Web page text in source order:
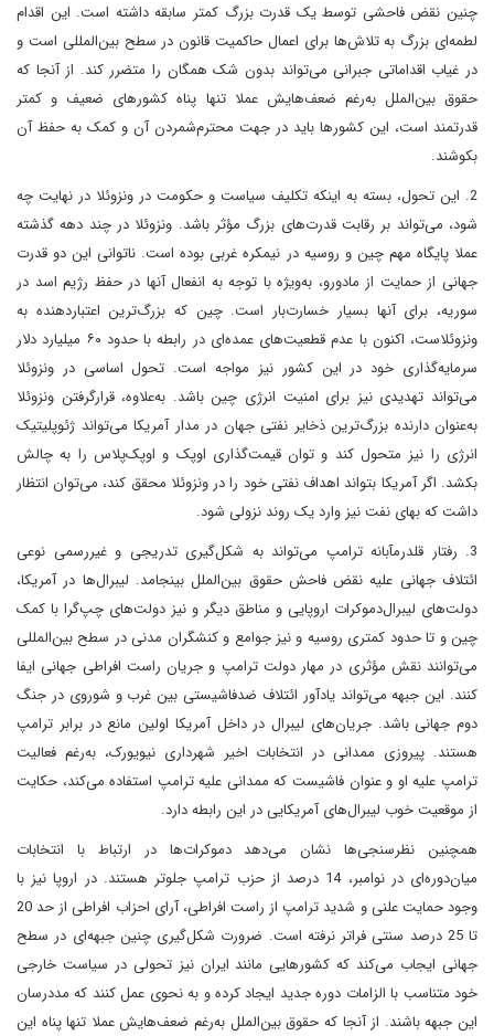
چنین نقض فاحشی توسط یک قدرت بزرگ کمتر سابقه داشته‌ است. این اقدام
لطمه‌ای بزرگ به تلاش‌ها برای اعمال حاکمیت قانون در سطح بین‌المللی است و
در غیاب اقداماتی جبرانی می‌تواند بدون شک همگان را متضرر کند. از آنجا که
حقوق بین‌الملل به‌رغم ضعف‌هایش عملا تنها پناه کشورهای ضعیف و کمتر
قدرتمند است، این کشورها باید در جهت محترم‌شمردن آن و کمک به حفظ آن
بکوشند.
2. این تحول، بسته به اینکه تکلیف سیاست و حکومت در ونزوئلا در نهایت‌ چه
شود، می‌تواند بر رقابت قدرت‌های بزرگ مؤثر ‌باشد. ونزوئلا در چند دهه گذشته
عملا پایگاه مهم چین و روسیه در نیمکره غربی بوده‌ است. ناتوانی این دو قدرت
جهانی از حمایت از مادورو، به‌ویژه با توجه به انفعال آنها در حفظ رژیم اسد در
سوریه، برای آنها بسیار خسارت‌بار است. چین که بزرگ‌ترین اعتباردهنده به
ونزوئلا‌ست، اکنون با عدم قطعیت‌های عمده‌ای در رابطه با حدود ۶۰ میلیارد دلار
سرمایه‌گذاری خود در این کشور نیز مواجه است. تحول اساسی در ونزوئلا
می‌تواند تهدیدی نیز برای امنیت انرژی چین باشد. به‌علاوه، قرار‌گرفتن ونزوئلا
به‌عنوان دارنده بزرگ‌ترین ذخایر نفتی جهان در مدار آمریکا می‌تواند ژئوپلیتیک
انرژی را نیز متحول کند و توان قیمت‌گذاری اوپک و اوپک‌پلاس را به چالش
بکشد. اگر آمریکا بتواند اهداف نفتی خود را در ونزوئلا محقق کند، می‌توان انتظار
داشت که بهای نفت نیز وارد یک روند نزولی شود.
3. رفتار قلدرمآبانه ترامپ می‌تواند به شکل‌گیری تدریجی و غیررسمی نوعی
ائتلاف جهانی علیه نقض فاحش حقوق بین‌الملل بینجامد. لیبرال‌ها در آمریکا،
دولت‌های لیبرال‌دموکرات اروپایی و مناطق دیگر و نیز دولت‌های چپ‌گرا با کمک
چین و تا حدود کمتری روسیه‌ و نیز جوامع و کنشگران مدنی در سطح بین‌المللی
می‌توانند نقش مؤثری در مهار دولت ترامپ و جریان راست افراطی جهانی ایفا
کنند. این جبهه می‌تواند یادآور ائتلاف ضد‌فاشیستی بین غرب و شوروی در جنگ
دوم جهانی باشد. جریان‌های لیبرال در داخل آمریکا اولین مانع در برابر ترامپ
هستند. پیروزی ممدانی در انتخابات اخیر شهرداری نیویورک، به‌رغم فعالیت
ترامپ علیه او و عنوان فاشیست که ممدانی علیه ترامپ استفاده می‌کند، حکایت
از موقعیت خوب لیبرال‌های آمریکایی در این رابطه دارد.
همچنین نظرسنجی‌ها نشان می‌دهد‌ دموکرات‌ها در ارتباط با انتخابات
میان‌دوره‌ای در نوامبر، 14 درصد از حزب ترامپ جلوتر هستند. در اروپا نیز با
وجود حمایت علنی و شدید ترامپ از راست افراطی، آرای احزاب افراطی از حد 20
تا 25 درصد سنتی فراتر نرفته‌ است. ضرورت شکل‌گیری چنین جبهه‌ای در سطح
جهانی ایجاب می‌کند که کشورهایی مانند ایران نیز تحولی در سیاست خارجی
خود متناسب با الزامات دوره جدید ایجاد کرده و به نحوی عمل کنند که مددرسان
این جبهه باشند. از آنجا که حقوق بین‌الملل به‌رغم ضعف‌هایش عملا تنها پناه این